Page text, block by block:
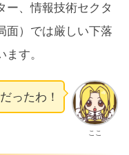
ー、情報技術セクタ
面）では厳しい下落
す。
ここ
ったわ！